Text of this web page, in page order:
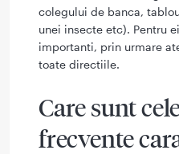
colegului de banca,
unei insecte etc). Pentru
importanti, prin urmare
toate directiile.
Care sunt
frecvente